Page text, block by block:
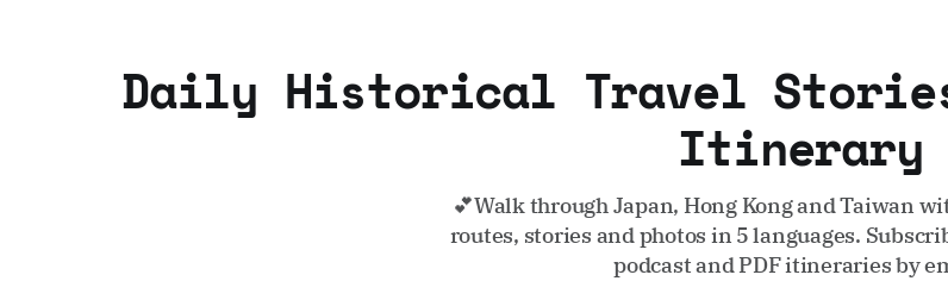
Daily Historical Travel
Itinerary
💕Walk through Japan, Hong Kong and Taiwan
routes, stories and photos in 5 languages.
podcast and PDF itineraries by